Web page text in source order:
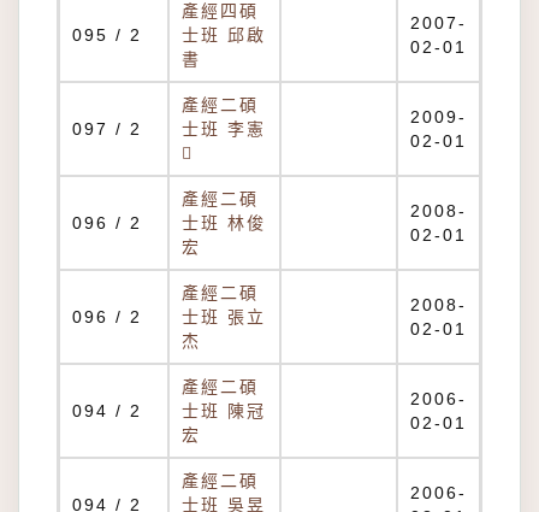
095 / 2
產經四碩
士班 邱啟
書
2007-
02-01
097 / 2
產經二碩
士班 李憲

2009-
02-01
096 / 2
產經二碩
士班 林俊
宏
2008-
02-01
096 / 2
產經二碩
士班 張立
杰
2008-
02-01
094 / 2
產經二碩
士班 陳冠
宏
2006-
02-01
094 / 2
產經二碩
士班 吳昱
2006-